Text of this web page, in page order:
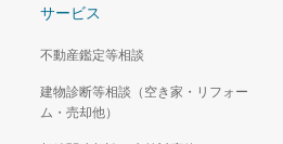
サービス
不動産鑑定等相談
建物診断等相談（空き家・リフォー
ム・売却他）